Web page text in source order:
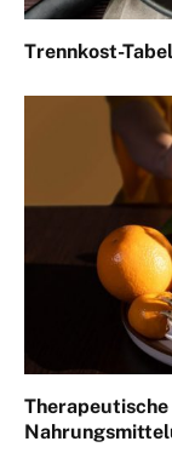
Trennkost-